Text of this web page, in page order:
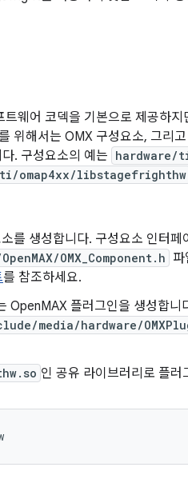
웨어 코덱을 기본으로 제공하지
위해서는 OMX 구성요소, 그리
. 구성요소의 예는 hardware/
ti/omap4xx/libstagefrighthw
를 생성합니다. 구성요소 인터페
OMX_Component.h
를 참조하세요.
플러그인을 생성합니
media/hardware/
인 공유 라이브러리로 플러